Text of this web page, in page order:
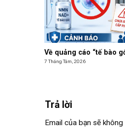
Về quảng cáo “tế bào
7 Tháng Tám, 2026
Trả lời
Email của bạn sẽ